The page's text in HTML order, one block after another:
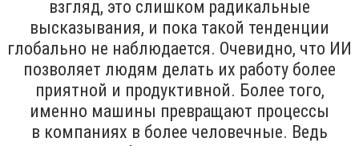
взгляд, это слишком радикальные
высказывания, и пока такой тенденции
глобально не наблюдается. Очевидно, что ИИ
позволяет людям делать их работу более
приятной и продуктивной. Более того,
именно машины превращают процессы
в компаниях в более человечные. Ведь